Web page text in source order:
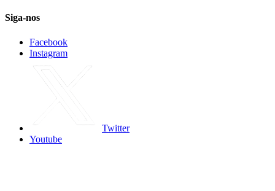
Siga-nos
Facebook
Instagram
Twitter
Youtube